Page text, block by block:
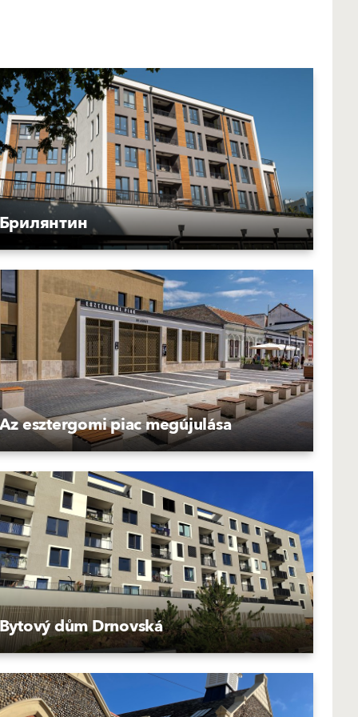
Брилянтин
Az esztergomi piac megújulása
dům Drnovská